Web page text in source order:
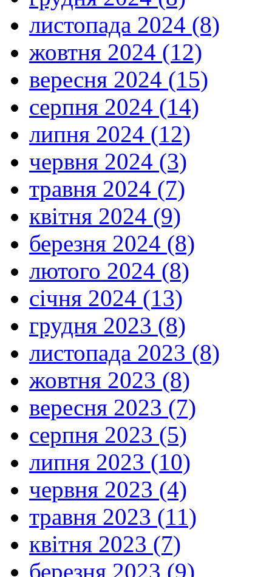
листопада 2024 (8)
жовтня 2024 (12)
вересня 2024 (15)
серпня 2024 (14)
липня 2024 (12)
червня 2024 (3)
травня 2024 (7)
квітня 2024 (9)
березня 2024 (8)
лютого 2024 (8)
січня 2024 (13)
грудня 2023 (8)
листопада 2023 (8)
жовтня 2023 (8)
вересня 2023 (7)
серпня 2023 (5)
липня 2023 (10)
червня 2023 (4)
травня 2023 (11)
квітня 2023 (7)
березня 2023 (9)